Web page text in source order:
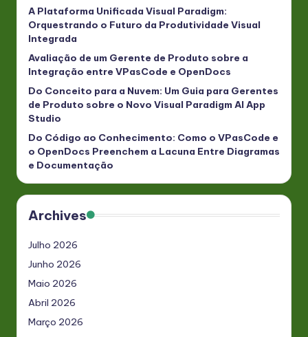
A Plataforma Unificada Visual Paradigm:
Orquestrando o Futuro da Produtividade Visual
Integrada
Avaliação de um Gerente de Produto sobre a
Integração entre VPasCode e OpenDocs
Do Conceito para a Nuvem: Um Guia para Gerentes
de Produto sobre o Novo Visual Paradigm AI App
Studio
Do Código ao Conhecimento: Como o VPasCode e
o OpenDocs Preenchem a Lacuna Entre Diagramas
e Documentação
Archives
Julho 2026
Junho 2026
Maio 2026
Abril 2026
Março 2026